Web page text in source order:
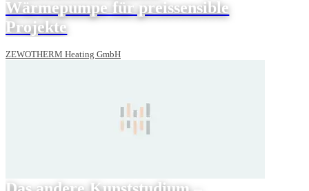
Wärmepumpe für preissensible
Projekte
ZEWOTHERM Heating GmbH